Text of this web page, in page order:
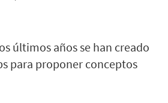
últimos años se han creado
para proponer conceptos